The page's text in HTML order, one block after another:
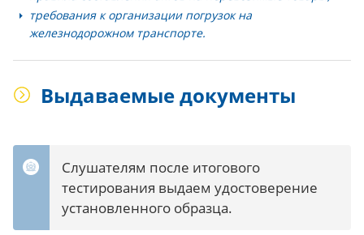
требования к организации погрузок на
железнодорожном транспорте.
Выдаваемые документы
Слушателям после итогового
тестирования выдаем удостоверение
установленного образца.